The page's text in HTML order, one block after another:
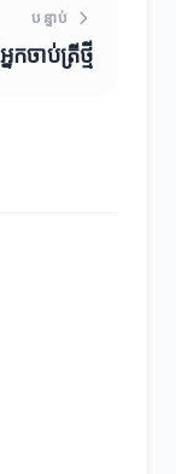
បន្ទាប់
កចាប់ត្រីថ្មី